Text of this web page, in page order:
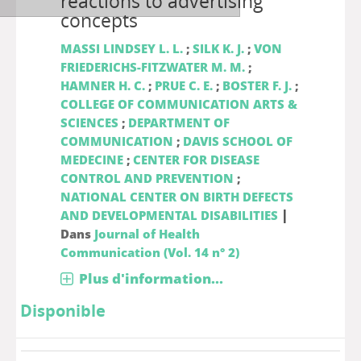
concepts
MASSI LINDSEY L. L.; SILK K. J.; VON
FRIEDERICHS-FITZWATER M. M.;
HAMNER H. C.; PRUE C. E.; BOSTER F. J.;
COLLEGE OF COMMUNICATION ARTS &
SCIENCES ; DEPARTMENT OF
COMMUNICATION ; DAVIS SCHOOL OF
MEDECINE; CENTER FOR DISEASE
CONTROL AND PREVENTION ;
NATIONAL CENTER ON BIRTH DEFECTS
AND DEVELOPMENTAL DISABILITIES |
Dans Journal of Health
Communication (Vol. 14 n° 2)
Plus d'information...
Disponible